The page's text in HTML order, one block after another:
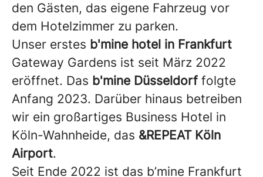
den Gästen, das eigene Fahrzeug vor
dem Hotelzimmer zu parken.
Unser erstes b'mine hotel in Frankfurt
Gateway Gardens ist seit März 2022
eröffnet. Das b'mine Düsseldorf folgte
Anfang 2023. Darüber hinaus betreiben
wir ein großartiges Business Hotel in
Köln-Wahnheide, das &REPEAT Köln
Airport.
Seit Ende 2022 ist das b’mine Frankfurt